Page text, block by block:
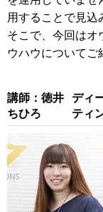
用することで見込
そこで、今回はオ
ウハウについてご
講師：徳井
ちひろ
ディ
ティ